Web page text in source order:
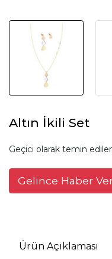
Altın İkili Set
Geçici olarak temin
Gelince Haber
Ürün Açıklaması